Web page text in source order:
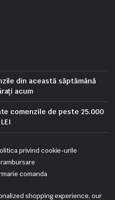
din această săptămână
acum
comenzile de peste 25.000
LEI
privind cookie-urile
comanda
Powered by iTistul.ro.
shopping experience, our